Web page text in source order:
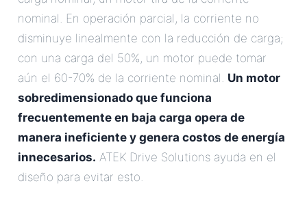
nominal. En operación parcial, la corriente no
disminuye linealmente con la reducción de carga;
con una carga del 50%, un motor puede tomar
aún el 60-70% de la corriente nominal. Un motor
sobredimensionado que funciona
frecuentemente en baja carga opera de
manera ineficiente y genera costos de energía
innecesarios. ATEK Drive Solutions ayuda en el
diseño para evitar esto.